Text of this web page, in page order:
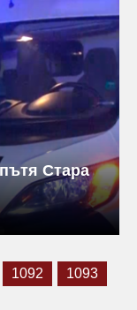
Стара
1092
1093